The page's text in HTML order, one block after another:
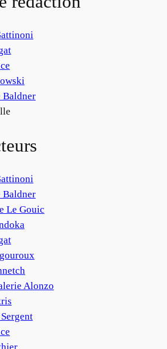
Baldner
Baldner
Le Gouic
Alonzo